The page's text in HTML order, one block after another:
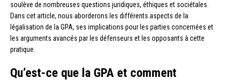
soulève de nombreuses questions juridiques, éthiques et sociétales.
Dans cet article, nous aborderons les différents aspects de la
légalisation de la GPA, ses implications pour les parties concernées et
les arguments avancés par les défenseurs et les opposants à cette
pratique.
Qu’est-ce que la GPA et comment